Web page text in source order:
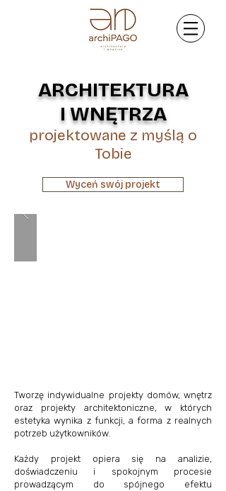
ARCHITEKTURA
I WNĘTRZA
projektowane z myślą o
Tobie
Wyceń swój projekt
Tworzę indywidualne projekty domów, wnętrz
oraz projekty architektoniczne, w których
estetyka wynika z funkcji, a forma z realnych
potrzeb użytkowników.
Każdy projekt opiera się na analizie,
doświadczeniu i spokojnym procesie
prowadzącym do spójnego efektu